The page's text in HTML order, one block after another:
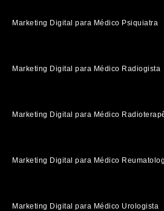
Marketing Digital para Médico Psiquiatra
Marketing Digital para Médico Radiogista
Marketing Digital para Médico
Marketing Digital para Médico
Marketing Digital para Médico Urologista